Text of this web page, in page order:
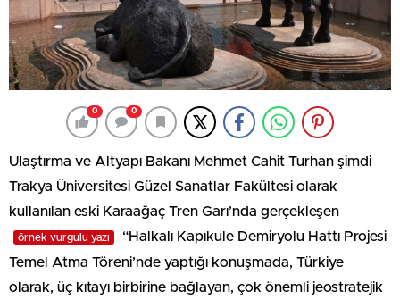
0 0
Ulaştırma ve Altyapı Bakanı Mehmet Cahit Turhan şimdi
Trakya Üniversitesi Güzel Sanatlar Fakültesi olarak
kullanılan eski Karaağaç Tren Garı’nda gerçekleşen
örnek vurgulu yazı
“Halkalı Kapıkule Demiryolu Hattı Projesi
Temel Atma Töreni’nde yaptığı konuşmada, Türkiye
olarak, üç kıtayı birbirine bağlayan, çok önemli jeostratejik